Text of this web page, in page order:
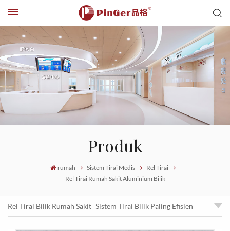
Produk
rumah Sistem Tirai Medis
Rel Tirai
Rel Tirai Rumah Sakit Aluminium Bilik
Rel Tirai Bilik Rumah Sakit Sistem Tirai Bilik Paling Efisien